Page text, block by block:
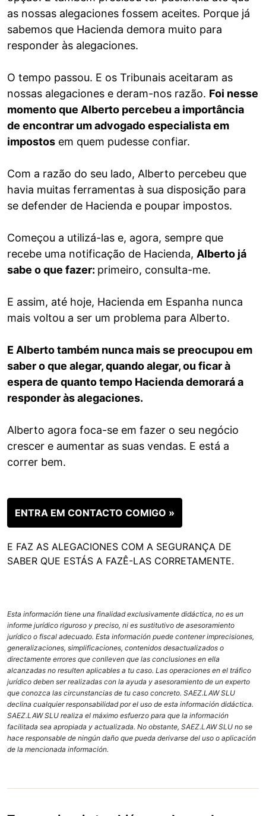
as nossas alegaciones fossem aceites. Porque já
sabemos que Hacienda demora muito para
responder às alegaciones.
O tempo passou. E os Tribunais aceitaram as
nossas alegaciones e deram-nos razão. Foi nesse
momento que Alberto percebeu a importância
de encontrar um advogado especialista em
impostos em quem pudesse confiar.
Com a razão do seu lado, Alberto percebeu que
havia muitas ferramentas à sua disposição para
se defender de Hacienda e poupar impostos.
Começou a utilizá-las e, agora, sempre que
recebe uma notificação de Hacienda, Alberto já
sabe o que fazer: primeiro, consulta-me.
E assim, até hoje, Hacienda em Espanha nunca
mais voltou a ser um problema para Alberto.
E Alberto também nunca mais se preocupou em
saber o que alegar, quando alegar, ou ficar à
espera de quanto tempo Hacienda demorará a
responder às alegaciones.
Alberto agora foca-se em fazer o seu negócio
crescer e aumentar as suas vendas. E está a
correr bem.
ENTRA EM CONTACTO COMIGO »
E FAZ AS ALEGACIONES COM A SEGURANÇA DE
SABER QUE ESTÁS A FAZÊ-LAS CORRETAMENTE.
Esta información tiene una finalidad exclusivamente didáctica, no es un
informe jurídico riguroso y preciso, ni es sustitutivo de asesoramiento
jurídico o fiscal adecuado. Esta información puede contener imprecisiones,
generalizaciones, simplificaciones, contenidos desactualizados o
directamente errores que conlleven que las conclusiones en ella
alcanzadas no resulten aplicables a tu caso. Las operaciones en el tráfico
jurídico deben ser realizadas con la ayuda y asesoramiento de un experto
que conozca las circunstancias de tu caso concreto. SAEZ.LAW SLU
declina cualquier responsabilidad por el uso de esta información didáctica.
SAEZ.LAW SLU realiza el máximo esfuerzo para que la información
facilitada sea apropiada y actualizada. No obstante, SAEZ.LAW SLU no se
hace responsable de ningún daño que pueda derivarse del uso o aplicación
de la mencionada información.